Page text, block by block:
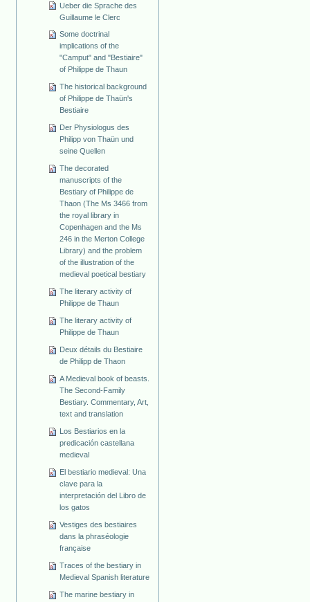
Ueber die Sprache des
Guillaume le Clerc
Some doctrinal
implications of the
"Camput" and "Bestiaire"
of Philippe de Thaun
The historical background
of Philippe de Thaün's
Bestiaire
Der Physiologus des
Philipp von Thaün und
seine Quellen
The decorated
manuscripts of the
Bestiary of Philippe de
Thaon (The Ms 3466 from
the royal library in
Copenhagen and the Ms
246 in the Merton College
Library) and the problem
of the illustration of the
medieval poetical bestiary
The literary activity of
Philippe de Thaun
The literary activity of
Philippe de Thaun
Deux détails du Bestiaire
de Philipp de Thaon
A Medieval book of beasts.
The Second-Family
Bestiary. Commentary, Art,
text and translation
Los Bestiarios en la
predicación castellana
medieval
El bestiario medieval: Una
clave para la
interpretación del Libro de
los gatos
Vestiges des bestiaires
dans la phraséologie
française
Traces of the bestiary in
Medieval Spanish literature
The marine bestiary in